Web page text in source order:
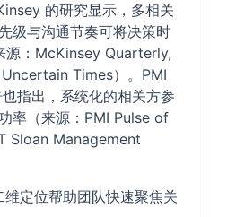
的研究显示，多相关
级与沟通节奏可将决策时
源：McKinsey Quarterly,
Times）。PMI
指出，系统化的相关方参
率（来源：PMI Pulse of
Sloan Management
定位帮助团队快速聚焦关